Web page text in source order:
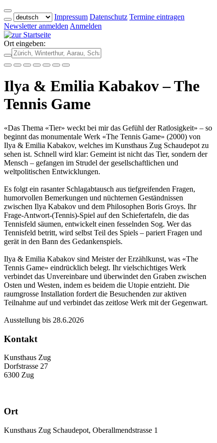
Impressum Datenschutz Termine eintragen
Newsletter anmelden Anmelden
Ort eingeben:
Ilya & Emilia Kabakov – The
Tennis Game
«Das Thema «Tier» weckt bei mir das Gefühl der Ratlosigkeit» – so
beginnt das monumentale Werk «The Tennis Game» (2000) von
Ilya & Emilia Kabakov, welches im Kunsthaus Zug Schaudepot zu
sehen ist. Schnell wird klar: Gemeint ist nicht das Tier, sondern der
Mensch – gefangen im Strudel der gesellschaftlichen und
weltpolitischen Entwicklungen.
Es folgt ein rasanter Schlagabtausch aus tiefgreifenden Fragen,
humorvollen Bemerkungen und nüchternen Geständnissen
zwischen Ilya Kabakov und dem Philosophen Boris Groys. Ihr
Frage-Antwort-(Tennis)-Spiel auf den Schiefertafeln, die das
Tennisfeld säumen, entwickelt einen fesselnden Sog. Wer das
Tennisfeld betritt, wird selbst Teil des Spiels – pariert Fragen und
gerät in den Bann des Gedankenspiels.
Ilya & Emilia Kabakov sind Meister der Erzählkunst, was «The
Tennis Game» eindrücklich belegt. Ihr vielschichtiges Werk
verbindet das Unvereinbare und überwindet den Graben zwischen
Osten und Westen, indem es beidem die Utopie entzieht. Die
raumgrosse Installation fordert die Besuchenden zur aktiven
Teilnahme auf und verbindet das zeitlose Werk mit der Gegenwart.
Ausstellung bis 28.6.2026
Kontakt
Kunsthaus Zug
Dorfstrasse 27
6300 Zug
Ort
Kunsthaus Zug Schaudepot, Oberallmendstrasse 1